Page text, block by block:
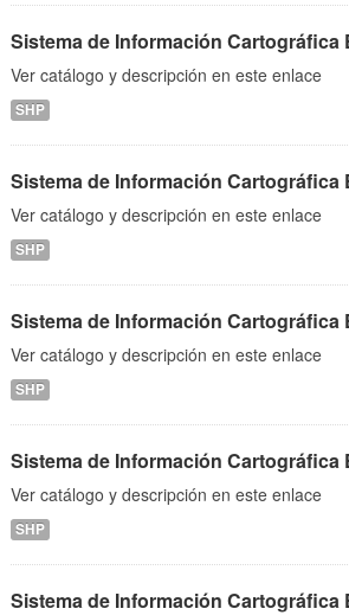
Sistema de Información Cartográfica
Ver catálogo y descripción en este enlace
SHP
Sistema de Información Cartográfica
Ver catálogo y descripción en este enlace
SHP
Sistema de Información Cartográfica
Ver catálogo y descripción en este enlace
SHP
Sistema de Información Cartográfica
Ver catálogo y descripción en este enlace
SHP
Sistema de Información Cartográfica